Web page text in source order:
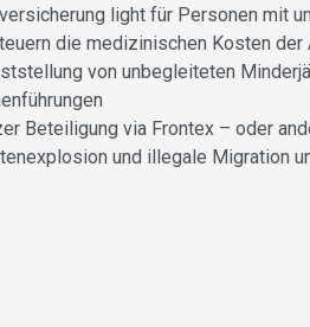
light für Personen mit
die medizinischen Kosten
von unbegleiteten
Beteiligung via Frontex – oder
und illegale Migration